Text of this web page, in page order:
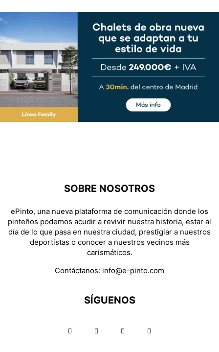
SOBRE NOSOTROS
ePinto, una nueva plataforma de comunicación donde los
pinteños podemos acudir a revivir nuestra historia, estar al
día de lo que pasa en nuestra ciudad, prestigiar a nuestros
deportistas o conocer a nuestros vecinos más
carismáticos.
Contáctanos: info@e-pinto.com
SÍGUENOS